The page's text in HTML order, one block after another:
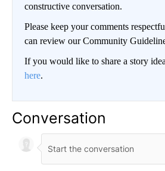
constructive conversation.
Please keep your comments
can review our Community
If you would like to share a story
here.
Conversation